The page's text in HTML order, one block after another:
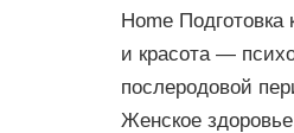
Home
и красота —
послеродовой
Женское